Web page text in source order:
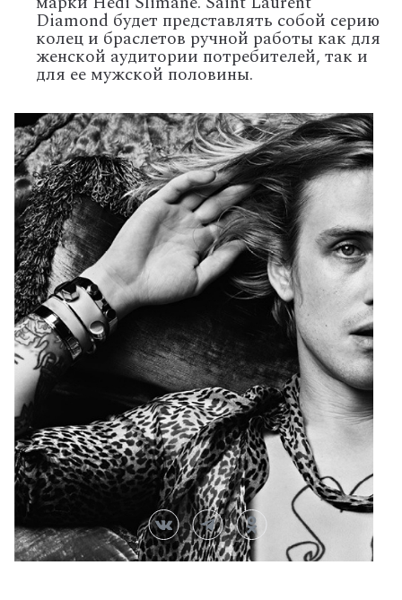
Diamond будет представлять собой серию
колец и браслетов ручной работы как для
женской аудитории потребителей, так и
для ее мужской половины.